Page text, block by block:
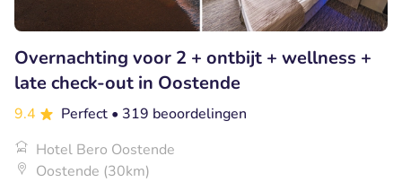
Overnachting voor 2 + ontbijt + wellness +
late check-out in Oostende
9.4 Perfect • 319 beoordelingen
Hotel Bero Oostende
Oostende (30km)